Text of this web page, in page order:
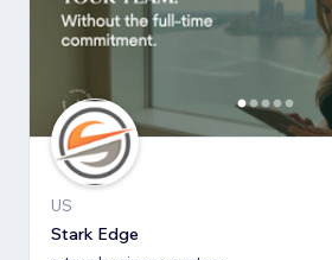
US
Stark Edge